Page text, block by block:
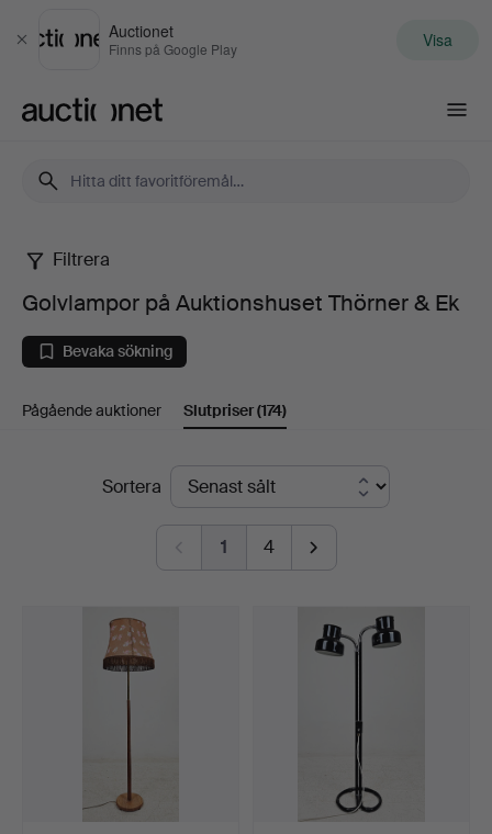
Stäng
Auctionet
Finns på Google Play Visa
Golvlampor
på
Auktionshuset
Thörner
Filtrera
Golvlampor på Auktionshuset Thörner & Ek
Bevaka sökning
Pågående auktioner Slutpriser(174)
SlutpriserSortera
1 4